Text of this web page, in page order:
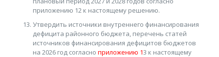
приложению 12 к настоящему решению.
Утвердить источники внутреннего финансирования
дефицита районного бюджета, перечень статей
источников финансирования дефицитов бюджетов
на 2026 год согласно приложению 13 к настоящему